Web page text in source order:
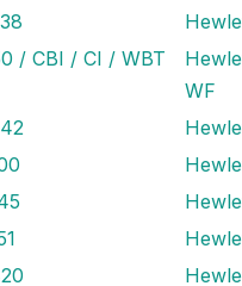
/ CBI / CI / WBT
WF